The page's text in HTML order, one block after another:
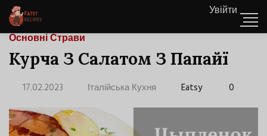
Увійти
Основні Страви
Курча З Салатом З Папайї
17.02.2023 Італійська Кухня Eatsy 0